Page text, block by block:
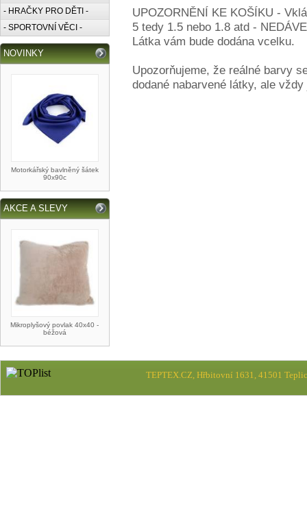
- HRAČKY PRO DĚTI -
- SPORTOVNÍ VĚCI -
NOVINKY
Motorkářský bavlněný šátek
90x90c
AKCE A SLEVY
Mikroplyšový povlak 40x40 -
béžová
UPOZORNĚNÍ KE KOŠÍKU -
5 tedy 1.5 nebo 1.8 atd -
Látka vám bude dodána vcelku.
Upozorňujeme, že reálné barvy
dodané nabarvené látky, ale
TEPTEX.CZ, Hřbitovní 1631, 41501